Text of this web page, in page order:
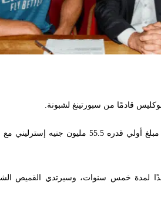
قادمًا من سبورتينغ لشبونة.